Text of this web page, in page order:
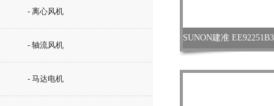
- 离心风机
- 轴流风机
- 马达电机